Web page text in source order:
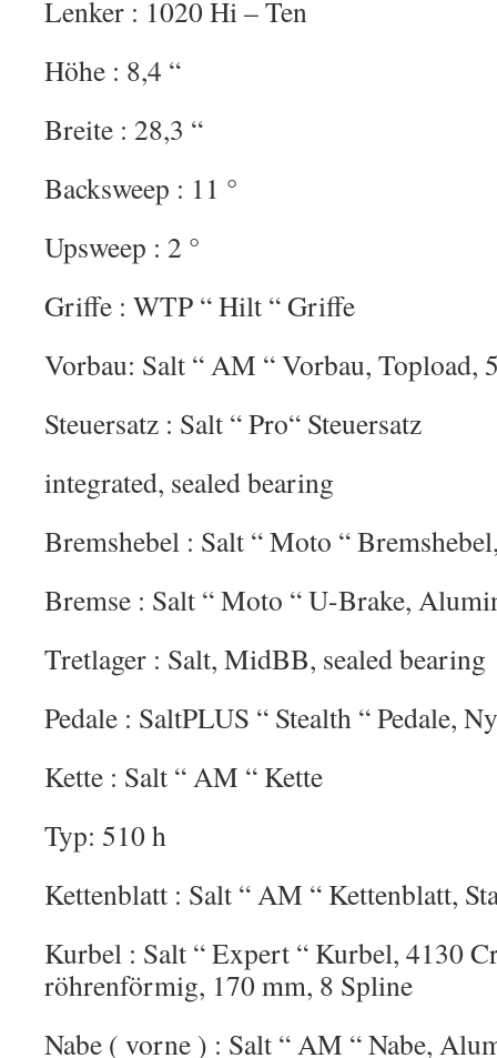
Lenker : 1020 Hi – Ten
Höhe : 8,4 “
Breite : 28,3 “
Backsweep : 11 °
Upsweep : 2 °
Griffe : WTP “ Hilt “ Griffe
Vorbau: Salt “ AM “ Vorbau, Topload,
Steuersatz : Salt “ Pro“ Steuersatz
integrated, sealed bearing
Bremshebel : Salt “ Moto “
Bremse : Salt “ Moto “ U-Brake,
Tretlager : Salt, MidBB, sealed bearing
Pedale : SaltPLUS “ Stealth “ Pedale,
Kette : Salt “ AM “ Kette
Typ: 510 h
Kettenblatt : Salt “ AM “ Kettenblatt,
Kurbel : Salt “ Expert “ Kurbel, 4130
röhrenförmig, 170 mm, 8 Spline
Nabe ( vorne ) : Salt “ AM “ Nabe,